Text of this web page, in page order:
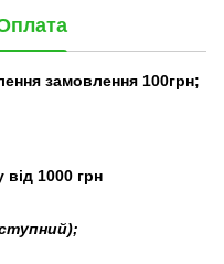
замовлення 100грн;
1000 грн